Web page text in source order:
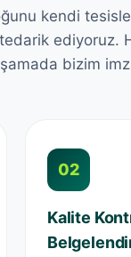
kendi
ediyoruz.
bizim
02
Kalite